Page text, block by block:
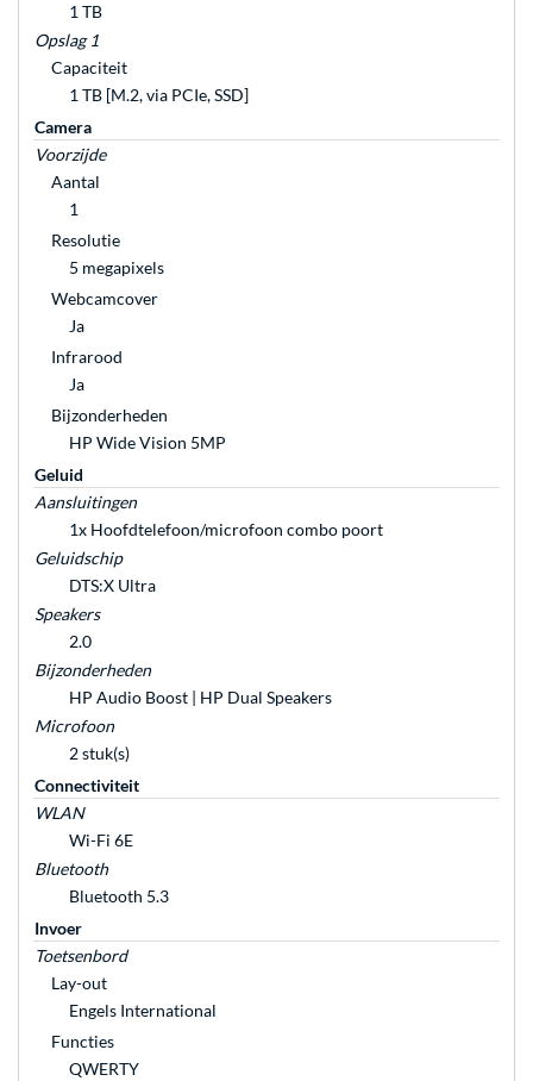
1 TB
Opslag 1
Capaciteit
1 TB [M.2, via PCIe, SSD]
Camera
Voorzijde
Aantal
1
Resolutie
5 megapixels
Webcamcover
Ja
Infrarood
Ja
Bijzonderheden
HP Wide Vision 5MP
Geluid
Aansluitingen
1x Hoofdtelefoon/microfoon combo poort
Geluidschip
DTS:X Ultra
Speakers
2.0
Bijzonderheden
HP Audio Boost | HP Dual Speakers
Microfoon
2 stuk(s)
Connectiviteit
WLAN
Wi-Fi 6E
Bluetooth
Bluetooth 5.3
Invoer
Toetsenbord
Lay-out
Engels International
Functies
QWERTY